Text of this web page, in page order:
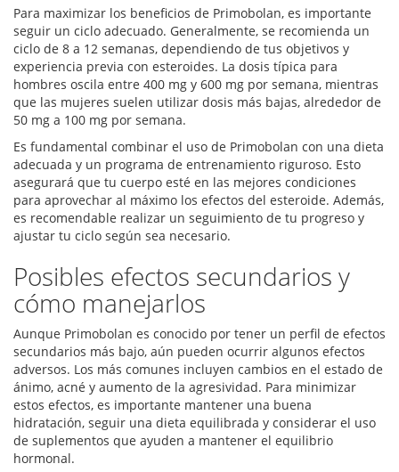
Para maximizar los beneficios de Primobolan, es importante
seguir un ciclo adecuado. Generalmente, se recomienda un
ciclo de 8 a 12 semanas, dependiendo de tus objetivos y
experiencia previa con esteroides. La dosis típica para
hombres oscila entre 400 mg y 600 mg por semana, mientras
que las mujeres suelen utilizar dosis más bajas, alrededor de
50 mg a 100 mg por semana.
Es fundamental combinar el uso de Primobolan con una dieta
adecuada y un programa de entrenamiento riguroso. Esto
asegurará que tu cuerpo esté en las mejores condiciones
para aprovechar al máximo los efectos del esteroide. Además,
es recomendable realizar un seguimiento de tu progreso y
ajustar tu ciclo según sea necesario.
Posibles efectos secundarios y
cómo manejarlos
Aunque Primobolan es conocido por tener un perfil de efectos
secundarios más bajo, aún pueden ocurrir algunos efectos
adversos. Los más comunes incluyen cambios en el estado de
ánimo, acné y aumento de la agresividad. Para minimizar
estos efectos, es importante mantener una buena
hidratación, seguir una dieta equilibrada y considerar el uso
de suplementos que ayuden a mantener el equilibrio
hormonal.